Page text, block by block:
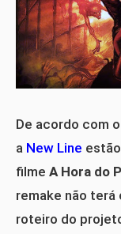
De acordo com o
a New Line
filme A Hora do
remake não terá
roteiro do